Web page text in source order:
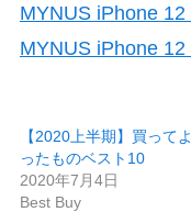
MYNUS iPhone
MYNUS iPhone
【2020上半期】買って
ったものベスト10
2020年7月4日
Best Buy